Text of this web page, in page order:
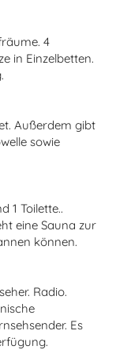
4
in Einzelbetten.
Außerdem gibt
sowie
1 Toilette..
eine Sauna zur
können.
Radio.
Es